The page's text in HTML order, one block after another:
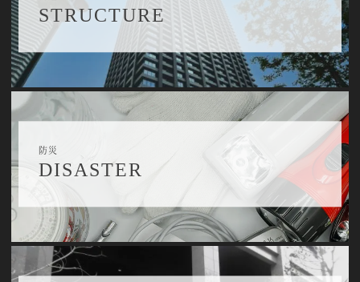
STRUCTURE
防災
DISASTER